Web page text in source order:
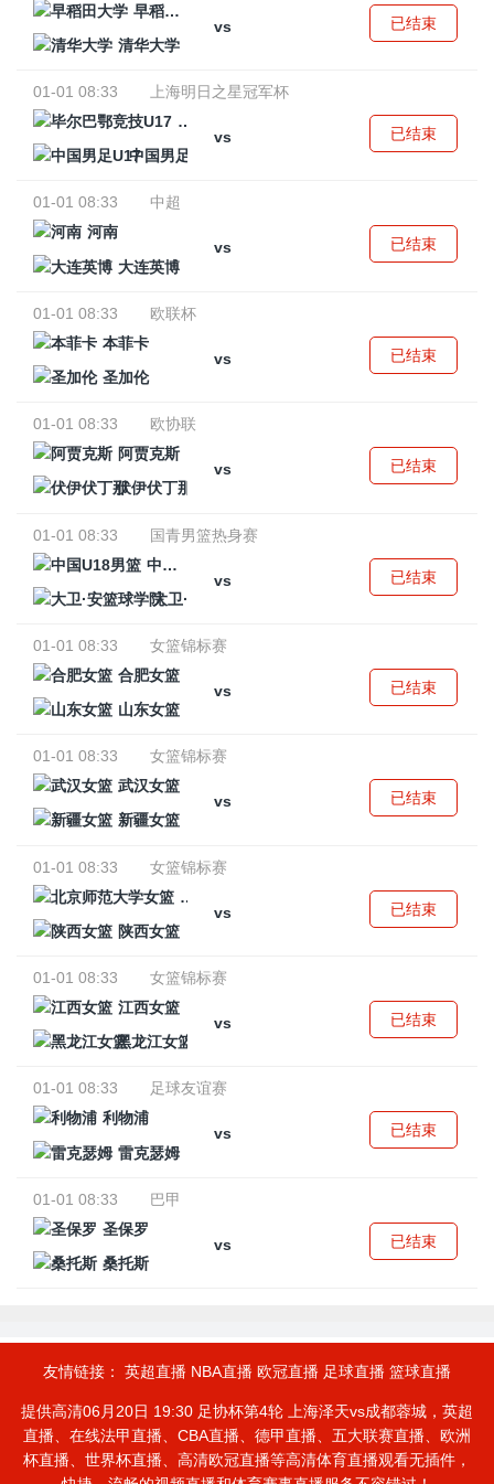
早稻田大学
vs
清华大学
已结束
01-01 08:33
上海明日之星冠军杯
毕尔巴鄂竞技U17
vs
中国男足U17
已结束
01-01 08:33
中超
河南
vs
大连英博
已结束
01-01 08:33
欧联杯
本菲卡
vs
圣加伦
已结束
01-01 08:33
欧协联
阿贾克斯
vs
伏伊伏丁那
已结束
01-01 08:33
国青男篮热身赛
中国U18男篮
vs
大卫·安篮球学院
已结束
01-01 08:33
女篮锦标赛
合肥女篮
vs
山东女篮
已结束
01-01 08:33
女篮锦标赛
武汉女篮
vs
新疆女篮
已结束
01-01 08:33
女篮锦标赛
北京师范大学女篮
vs
陕西女篮
已结束
01-01 08:33
女篮锦标赛
江西女篮
vs
黑龙江女篮
已结束
01-01 08:33
足球友谊赛
利物浦
vs
雷克瑟姆
已结束
01-01 08:33
巴甲
圣保罗
vs
桑托斯
已结束
友情链接： 英超直播 NBA直播 欧冠直播 足球直播 篮球直播
提供高清06月20日 19:30 足协杯第4轮 上海泽天vs成都蓉城，英超
直播、在线法甲直播、CBA直播、德甲直播、五大联赛直播、欧洲
杯直播、世界杯直播、高清欧冠直播等高清体育直播观看无插件，